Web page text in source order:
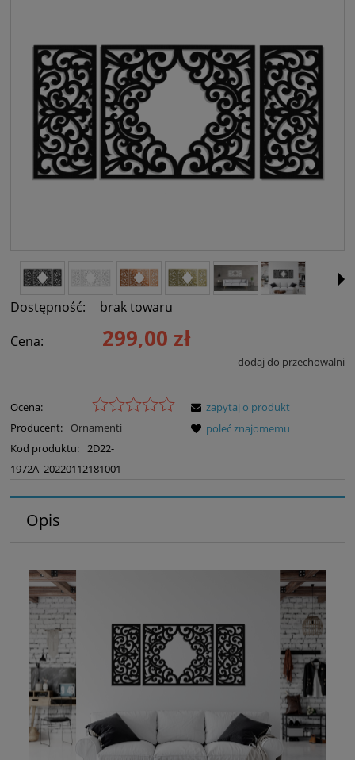
Dostępność:
brak towaru
Cena:
299,00 zł
dodaj do przechowalni
Ocena:
Producent:
Ornamenti
Kod produktu: 2D22-
1972A_20220112181001
zapytaj o produkt
poleć znajomemu
Opis